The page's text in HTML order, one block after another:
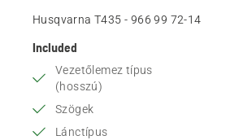
Husqvarna T435 - 966 99 72‑14
Included
Vezetőlemez típus
(hosszú)
Szögek
Lánctípus